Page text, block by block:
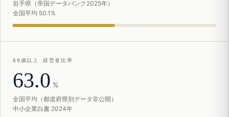
岩手県（帝国データバンク2025年）
全国平均 50.1%
60歳以上 経営者比率
63.0 %
全国平均（都道府県別データ非公開）
中小企業白書 2024年